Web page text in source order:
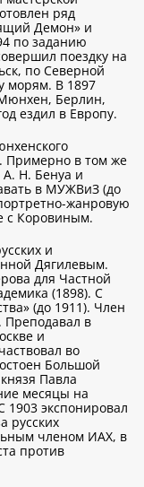
ряд
Демон» и
по заданию
поездку на
по Северной
морям. В 1897
Берлин,
ездил в Европу.
Примерно в том же
А. Н. Бенуа и
в МУЖВиЗ (до
жанровую
с Коровиным.
и
Дягилевым.
для Частной
(1898). С
(до 1911). Член
Преподавал в
и
во
Большой
Павла
месяцы на
1903 экспонировал
русских
членом ИАХ, в
против